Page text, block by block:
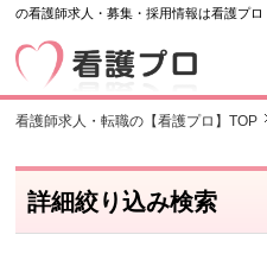
の看護師求人・募集・採用情報は看護プ
看護師求人・転職の【看護プロ】TOP
詳細絞り込み検索